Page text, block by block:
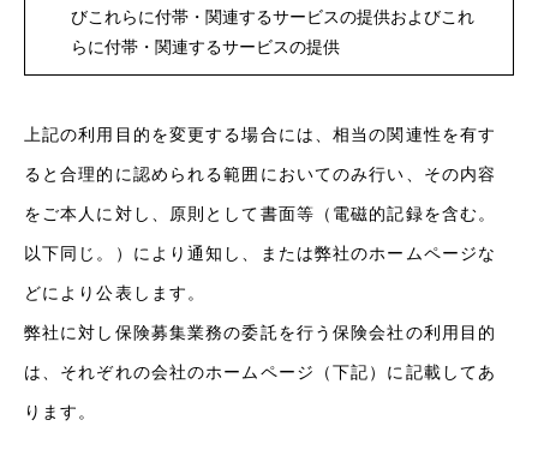
びこれらに付帯・関連するサービスの提供およびこれ
らに付帯・関連するサービスの提供
上記の利用目的を変更する場合には、相当の関連性を有す
ると合理的に認められる範囲においてのみ行い、その内容
をご本人に対し、原則として書面等（電磁的記録を含む。
以下同じ。）により通知し、または弊社のホームページな
どにより公表します。
弊社に対し保険募集業務の委託を行う保険会社の利用目的
は、それぞれの会社のホームページ（下記）に記載してあ
ります。